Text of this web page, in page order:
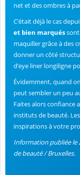
net et des ombres à
C’était déjà le cas
et bien marqués
maquiller grâce à des
donner un côté
d’eye liner longiligne
Évidemment, quand
peut sembler un peu
Faites alors confiance
instituts de beauté.
inspirations à votre
Information publiée le
de beauté / Bruxelles.